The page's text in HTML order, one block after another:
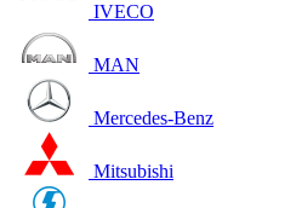
IVECO
MAN
Mercedes-Benz
Mitsubishi